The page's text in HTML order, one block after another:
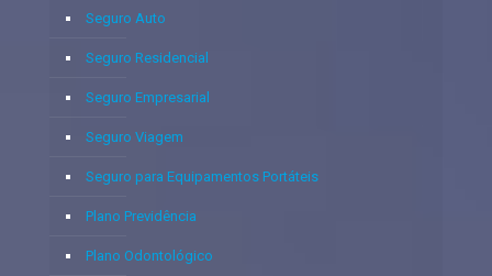
Seguro Auto
Seguro Residencial
Seguro Empresarial
Seguro Viagem
Seguro para Equipamentos Portáteis
Plano Previdência
Plano Odontológico